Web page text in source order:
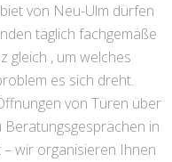
von Neu-Ulm dürfen
täglich fachgemäße
gleich , um welches
es sich dreht.
von Türen über
in
wir organisieren Ihnen